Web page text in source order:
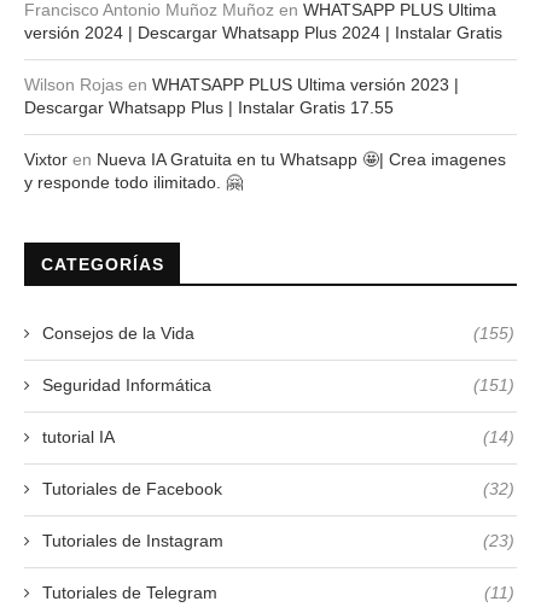
Francisco Antonio Muñoz Muñoz en WHATSAPP PLUS Ultima
versión 2024 | Descargar Whatsapp Plus 2024 | Instalar Gratis
Wilson Rojas en WHATSAPP PLUS Ultima versión 2023 |
Descargar Whatsapp Plus | Instalar Gratis 17.55
Vixtor en Nueva IA Gratuita en tu Whatsapp 🤩| Crea imagenes
y responde todo ilimitado. 🤗
CATEGORÍAS
Consejos de la Vida (155)
Seguridad Informática (151)
tutorial IA (14)
Tutoriales de Facebook (32)
Tutoriales de Instagram (23)
Tutoriales de Telegram (11)